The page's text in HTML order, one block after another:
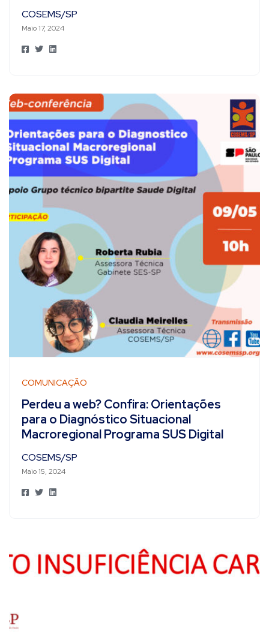
COSEMS/SP
Maio 17, 2024
COMUNICAÇÃO
Perdeu a web? Confira: Orientações
para o Diagnóstico Situacional
Macroregional Programa SUS Digital
COSEMS/SP
Maio 15, 2024